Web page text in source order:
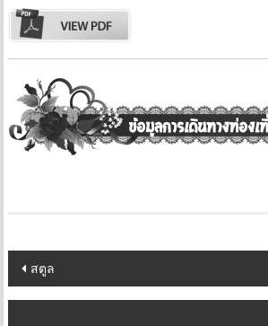
Post
navigation
สตูล